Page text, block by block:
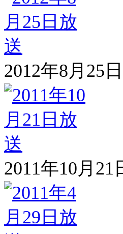
2012年8月25
2011年10月21